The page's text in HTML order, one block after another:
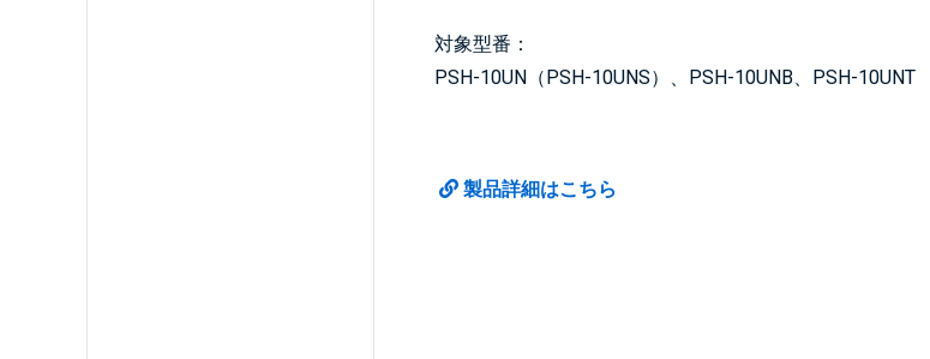
対象型番：
PSH-10UN（PSH-10UNS）、PSH-10UNB、PSH-10UNT
製品詳細はこちら